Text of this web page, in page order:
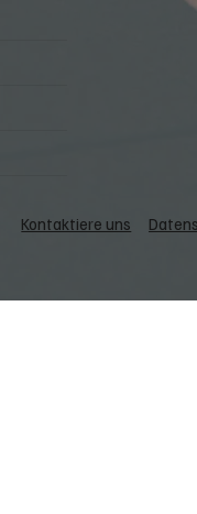
Kontaktiere uns